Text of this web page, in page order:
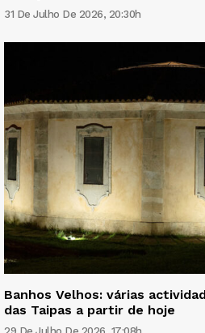
31 De Julho De 2026, 20:30h
Banhos Velhos: várias
das Taipas a partir de hoje